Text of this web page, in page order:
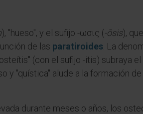
), "hueso", y el sufijo -ωσις (-ōsis),
de las paratiroides . La
(con el sufijo -itis) subraya
y "quística" alude a la formación
durante meses o años, los